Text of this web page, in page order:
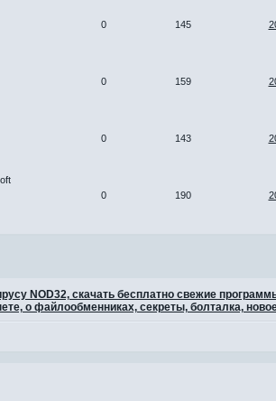
0
145
0
159
0
143
0
190
NOD32, скачать бесплатно свежие
о файлообменниках, секреты, болталка,